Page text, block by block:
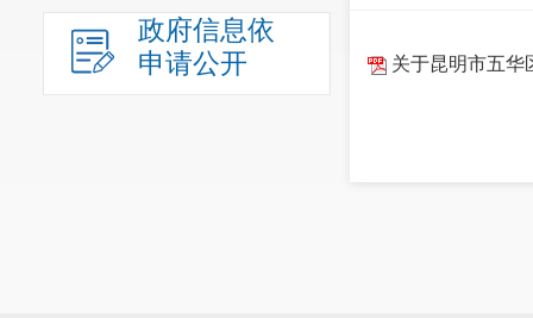
政府信息依
申请公开
关于昆明市五华